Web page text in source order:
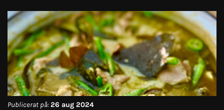
Publicerat på:26 aug 2024